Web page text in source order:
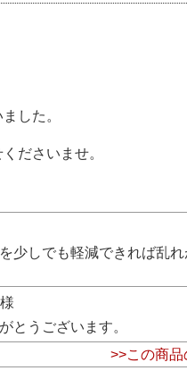
した。
ださいませ。
少しでも軽減できれば乱れ
とうございます。
>>この商